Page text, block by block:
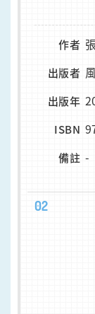
作者
出版者
出版年
ISBN
備註 -
02